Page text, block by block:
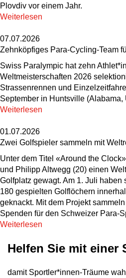
Plovdiv vor einem Jahr.
Weiterlesen
07.07.2026
Zehnköpfiges Para-Cycling-Team
Swiss Paralympic hat zehn
Weltmeisterschaften 2026
Strassenrennen und
September in Huntsville (Alabama,
Weiterlesen
01.07.2026
Zwei Golfspieler sammeln mit
Unter dem Titel «Around the
und Philipp Altwegg (20) einen
Golfplatz gewagt. Am 1. Juli haben
180 gespielten Golflöchern
geknackt. Mit dem Projekt
Spenden für den Schweizer Para-
Weiterlesen
Helfen Sie mit einer
damit Sportler*innen-Träume